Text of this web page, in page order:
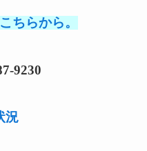
ちらから。
9230
況